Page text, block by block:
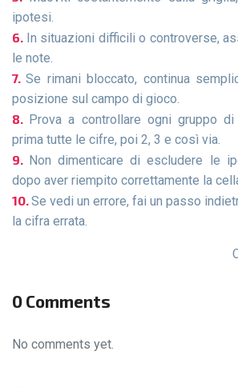
ipotesi.
In situazioni difficili o controverse,
le note.
Se rimani bloccato, continua
posizione sul campo di gioco.
Prova a controllare ogni gruppo
prima tutte le cifre, poi 2, 3 e così via.
Non dimenticare di escludere le
dopo aver riempito correttamente la
Se vedi un errore, fai un passo
la cifra errata.
0 Comments
No comments yet.